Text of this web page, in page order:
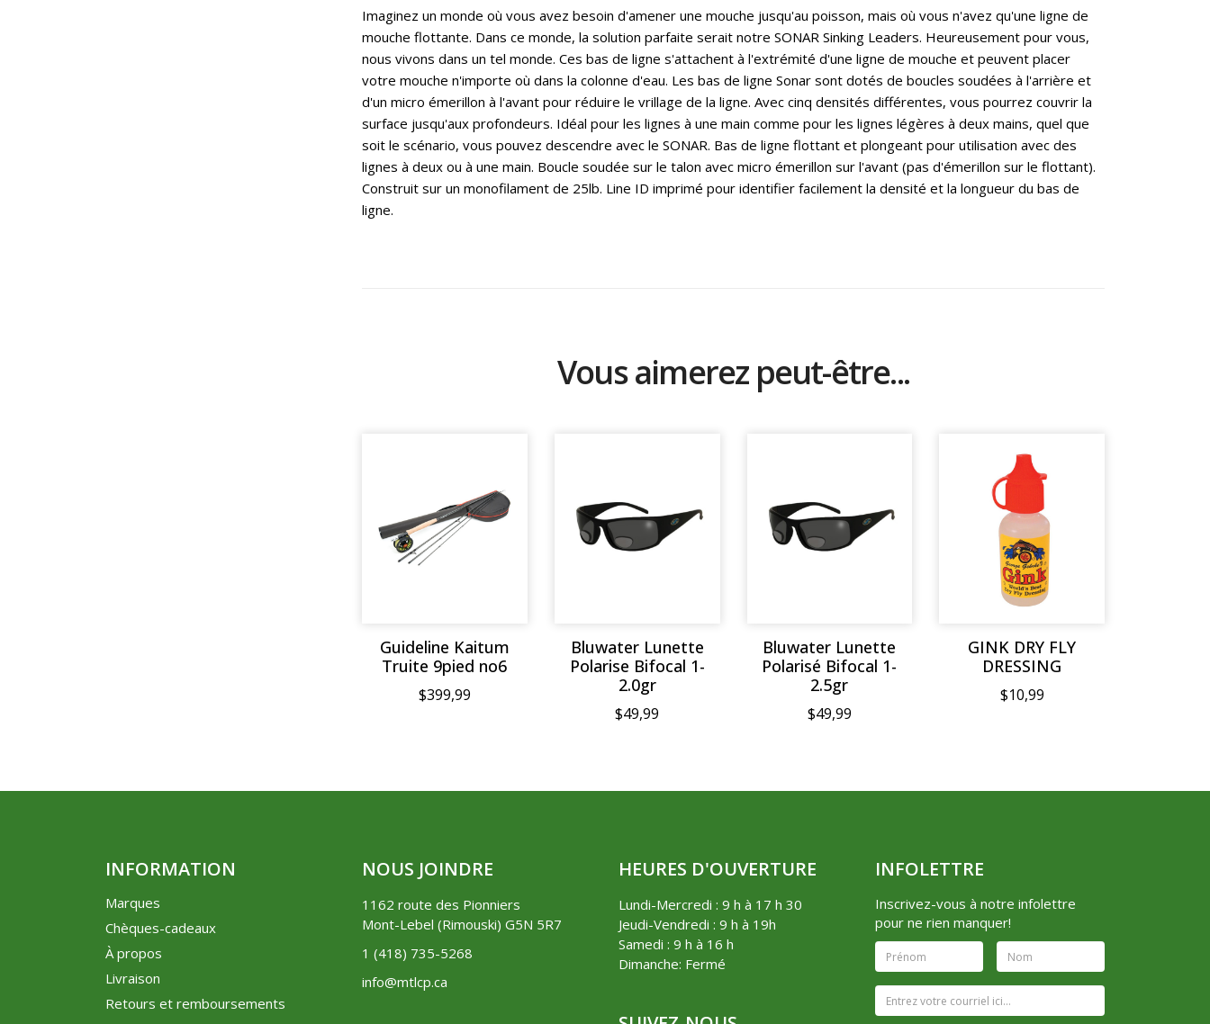
Imaginez un monde où vous avez besoin d'amener une mouche jusqu'au poisson, mais où vous n'avez qu'une ligne de
mouche flottante. Dans ce monde, la solution parfaite serait notre SONAR Sinking Leaders. Heureusement pour vous,
nous vivons dans un tel monde. Ces bas de ligne s'attachent à l'extrémité d'une ligne de mouche et peuvent placer
votre mouche n'importe où dans la colonne d'eau. Les bas de ligne Sonar sont dotés de boucles soudées à l'arrière et
d'un micro émerillon à l'avant pour réduire le vrillage de la ligne. Avec cinq densités différentes, vous pourrez couvrir la
surface jusqu'aux profondeurs. Idéal pour les lignes à une main comme pour les lignes légères à deux mains, quel que
soit le scénario, vous pouvez descendre avec le SONAR. Bas de ligne flottant et plongeant pour utilisation avec des
lignes à deux ou à une main. Boucle soudée sur le talon avec micro émerillon sur l'avant (pas d'émerillon sur le flottant).
Construit sur un monofilament de 25lb. Line ID imprimé pour identifier facilement la densité et la longueur du bas de
ligne.
Vous aimerez peut-être...
Guideline Kaitum
Truite 9pied no6
$399,99
Bluwater Lunette
Polarise Bifocal 1-
2.0gr
$49,99
Bluwater Lunette
Polarisé Bifocal 1-
2.5gr
$49,99
GINK DRY FLY
DRESSING
$10,99
INFORMATION
Marques
Chèques-cadeaux
À propos
Livraison
Retours et remboursements
NOUS JOINDRE
1162 route des Pionniers
Mont-Lebel (Rimouski) G5N 5R7
1 (418) 735-5268
info@mtlcp.ca
HEURES D'OUVERTURE
Lundi-Mercredi : 9 h à 17 h 30
Jeudi-Vendredi : 9 h à 19h
Samedi : 9 h à 16 h
Dimanche: Fermé
INFOLETTRE
Inscrivez-vous à notre infolettre
pour ne rien manquer!